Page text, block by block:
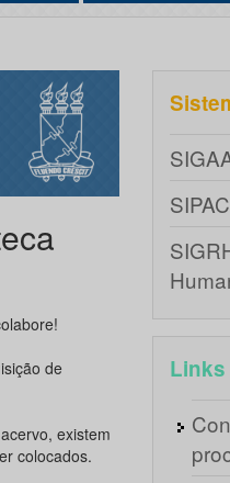
de
existem
colocados.